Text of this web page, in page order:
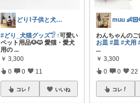
どり⌇ 子供と犬と暮らし
#どり_犬猫グッズ𓅿↑可愛い
ペット用品🐶🐱 愛猫・愛犬
用の ...
￥ 3,300
0 0 11
コレ いいね
muu
わんちゃんの
お皿 #皿 #犬用
...
￥ 3,300
0 0 22
コレ